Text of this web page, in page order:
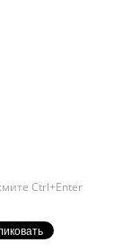
Ctrl+Enter